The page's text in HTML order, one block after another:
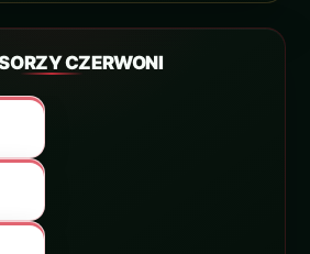
CZERWONI